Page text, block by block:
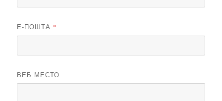
Е-ПОШТА *
ВЕБ МЕСТО